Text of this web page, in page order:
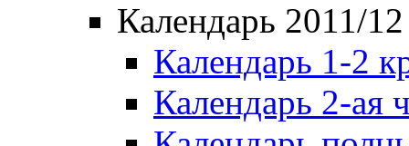
Календарь 2011/12
Календарь 1-2
Календарь 2-ая